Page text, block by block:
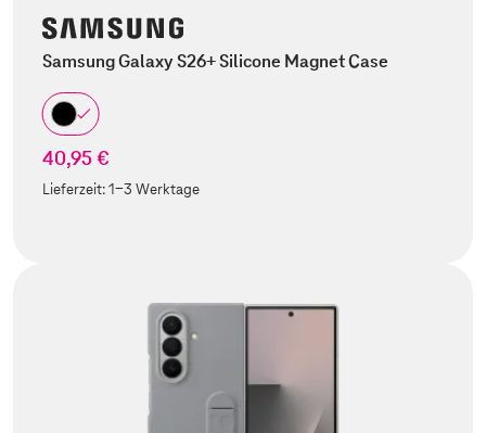
Samsung Galaxy S26+ Silicone Magnet Case
40,95 €
Lieferzeit:1-3 Werktage